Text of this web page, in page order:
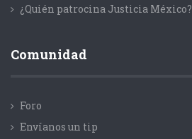
¿Quién patrocina Justicia México?
Comunidad
Foro
Envíanos un tip